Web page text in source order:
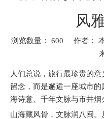
风
浏览数量： 600 作者：
来
人们总说，旅行最珍贵的
留念，而是邂逅一座城市
海诗意、千年文脉与市井烟
山海藏风骨，文脉润八闽